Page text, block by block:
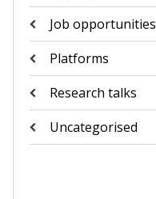
Job opportunities
Platforms
Research talks
Uncategorised